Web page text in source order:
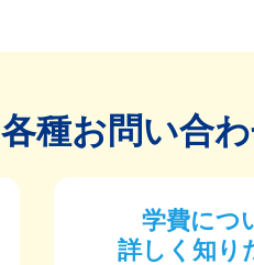
各種お問い合
学費につ
詳しく知り